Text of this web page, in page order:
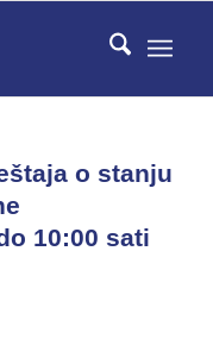
o stanju
10:00 sati